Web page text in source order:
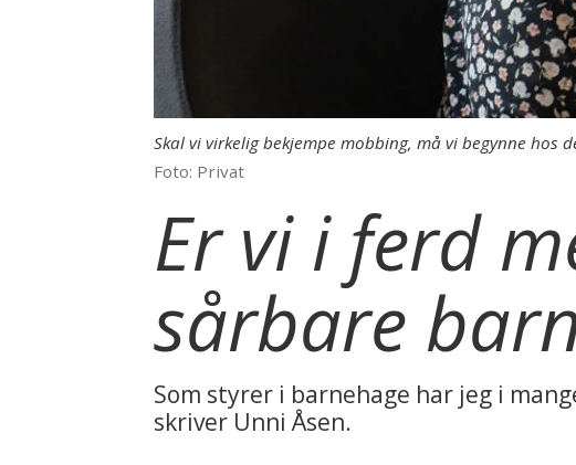
Skal vi virkelig bekjempe mobbing, må vi begynne hos
Foto: Privat
Er vi i ferd
sårbare
Som styrer i barnehage har jeg i
skriver Unni Åsen.